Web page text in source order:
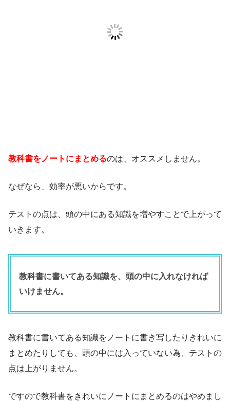
教科書をノートにまとめるのは、オススメしません。
なぜなら、効率が悪いからです。
テストの点は、頭の中にある知識を増やすことで上がって
いきます。
教科書に書いてある知識を、頭の中に入れなければ
いけません。
教科書に書いてある知識をノートに書き写したりきれいに
まとめたりしても、頭の中には入っていない為、テストの
点は上がりません。
ですので教科書をきれいにノートにまとめるのはやめまし